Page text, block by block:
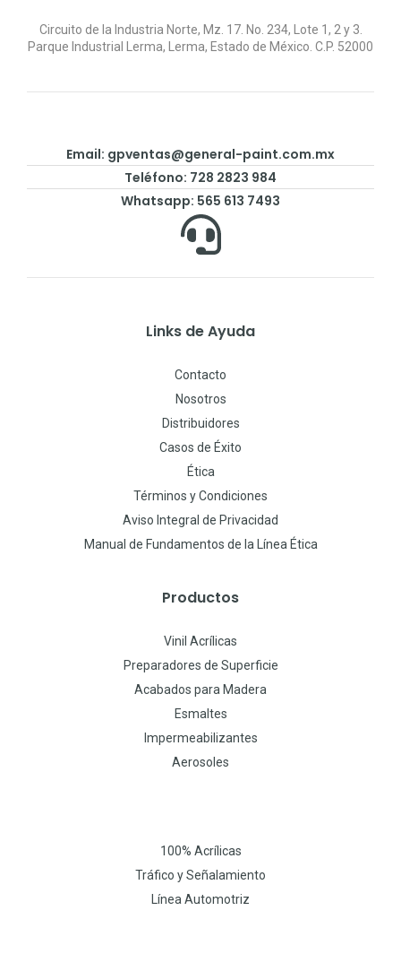
Circuito de la Industria Norte, Mz. 17. No. 234, Lote 1, 2 y 3.
Parque Industrial Lerma, Lerma, Estado de México. C.P. 52000
Email: gpventas@general-paint.com.mx
Teléfono: 728 2823 984
Whatsapp: 565 613 7493
Links de Ayuda
Contacto
Nosotros
Distribuidores
Casos de Éxito
Ética
Términos y Condiciones
Aviso Integral de Privacidad
Manual de Fundamentos de la Línea Ética
Productos
Vinil Acrílicas
Preparadores de Superficie
Acabados para Madera
Esmaltes
Impermeabilizantes
Aerosoles
100% Acrílicas
Tráfico y Señalamiento
Línea Automotriz